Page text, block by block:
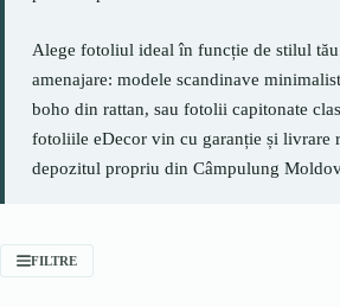
Alege fotoliul ideal în funcție de stilul tău
amenajare: modele scandinave
boho din rattan, sau fotolii capitonate
fotoliile eDecor vin cu garanție și livrare
depozitul propriu din Câmpulung
FILTRE